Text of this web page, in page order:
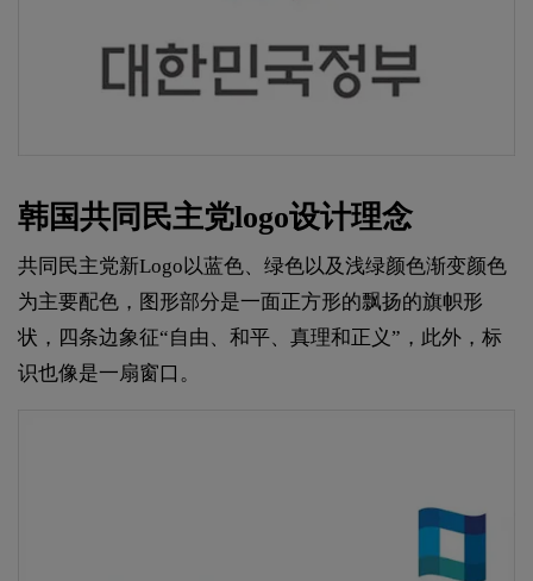
韩国共同民主党logo设计理念
共同民主党新Logo以蓝色、绿色以及浅绿颜色渐变颜色
为主要配色，图形部分是一面正方形的飘扬的旗帜形
状，四条边象征“自由、和平、真理和正义”，此外，标
识也像是一扇窗口。